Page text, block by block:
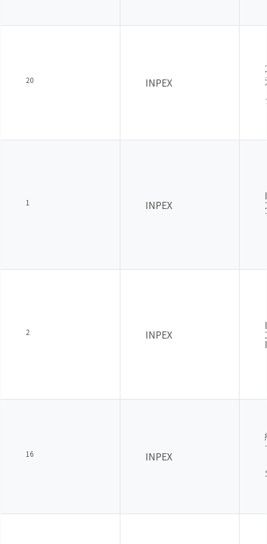
20 INPEX
1 INPEX
2 INPEX
16 INPEX